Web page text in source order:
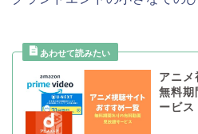
アニメ
無料期
ービス